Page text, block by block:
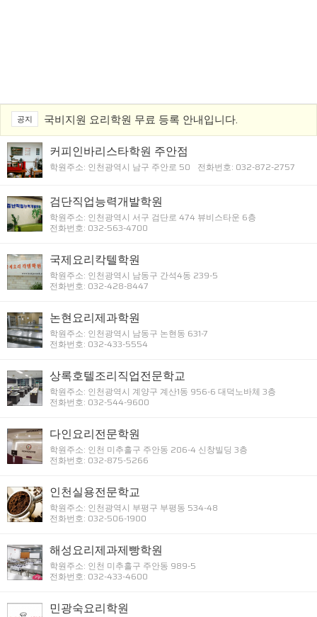
공지 국비지원 요리학원 무료 등록 안내입니다.
커피인바리스타학원 주안점
학원주소: 인천광역시 남구 주안로 50 전화번호: 032-872-2757
검단직업능력개발학원
학원주소: 인천광역시 서구 검단로 474 뷰비스타운 6층
전화번호: 032-563-4700
국제요리칵텔학원
학원주소: 인천광역시 남동구 간석4동 239-5
전화번호: 032-428-8447
논현요리제과학원
학원주소: 인천광역시 남동구 논현동 631-7
전화번호: 032-433-5554
상록호텔조리직업전문학교
학원주소: 인천광역시 계양구 계산1동 956-6 대덕노바체 3층
전화번호: 032-544-9600
다인요리전문학원
학원주소: 인천 미추홀구 주안동 206-4 신창빌딩 3층
전화번호: 032-875-5266
인천실용전문학교
학원주소: 인천광역시 부평구 부평동 534-48
전화번호: 032-506-1900
해성요리제과제빵학원
학원주소: 인천 미추홀구 주안동 989-5
전화번호: 032-433-4600
민광숙요리학원